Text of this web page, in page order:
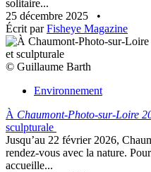
solitaire...
25 décembre 2025
•
Écrit parFisheye Magazine
© Guillaume Barth
Environnement
À Chaumont-Photo-sur-Loire
sculpturale
Jusqu’au 22 février 2026,
rendez-vous avec la nature.
accueille...